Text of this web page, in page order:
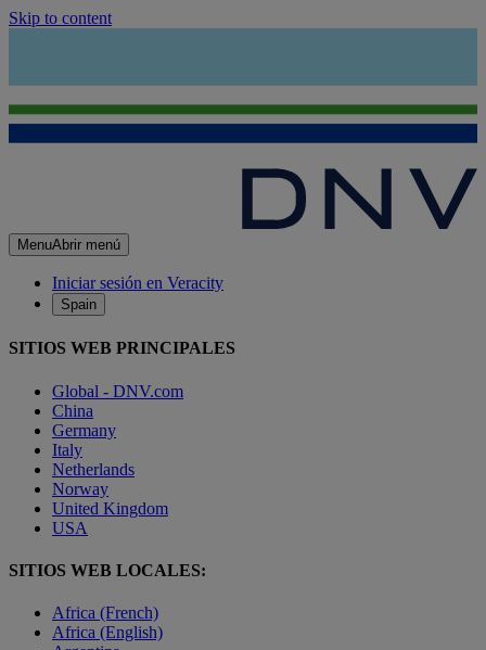
Skip to content
MenuAbrir menú
Iniciar sesión en Veracity
Spain
SITIOS WEB PRINCIPALES
Global - DNV.com
China
Germany
Italy
Netherlands
Norway
United Kingdom
USA
SITIOS WEB LOCALES:
Africa (French)
Africa (English)